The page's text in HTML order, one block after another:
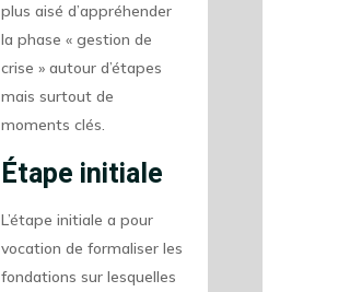
plus aisé d’appréhender
la phase « gestion de
crise » autour d’étapes
mais surtout de
moments clés.
Étape initiale
L’étape initiale a pour
vocation de formaliser les
fondations sur lesquelles